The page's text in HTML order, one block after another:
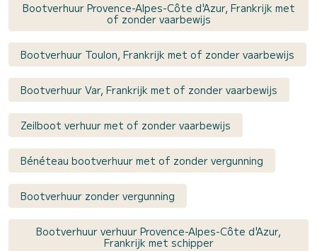
Bootverhuur Provence-Alpes-Côte d'Azur, Frankrijk met
of zonder vaarbewijs
Bootverhuur Toulon, Frankrijk met of zonder vaarbewijs
Bootverhuur Var, Frankrijk met of zonder vaarbewijs
Zeilboot verhuur met of zonder vaarbewijs
Bénéteau bootverhuur met of zonder vergunning
Bootverhuur zonder vergunning
Bootverhuur verhuur Provence-Alpes-Côte d'Azur,
Frankrijk met schipper